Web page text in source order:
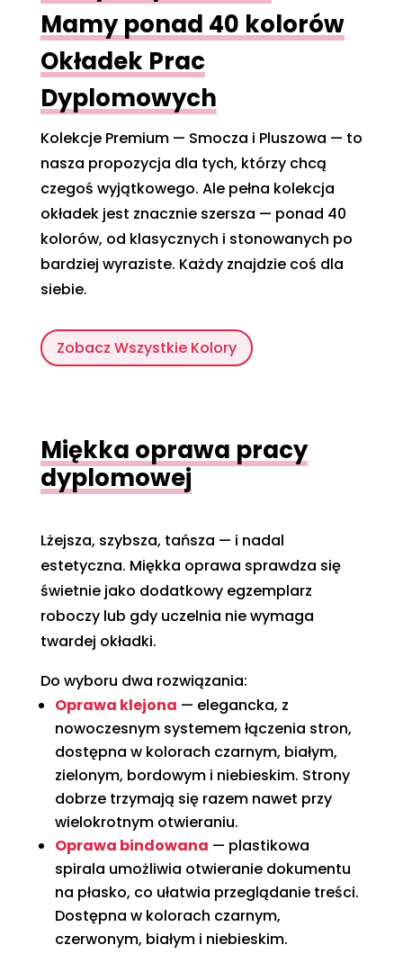
Mamy ponad 40 kolorów
Okładek Prac
Dyplomowych
Kolekcje Premium — Smocza i Pluszowa — to
nasza propozycja dla tych, którzy chcą
czegoś wyjątkowego. Ale pełna kolekcja
okładek jest znacznie szersza — ponad 40
kolorów, od klasycznych i stonowanych po
bardziej wyraziste. Każdy znajdzie coś dla
siebie.
Zobacz Wszystkie Kolory
Miękka oprawa pracy
dyplomowej
Lżejsza, szybsza, tańsza — i nadal
estetyczna. Miękka oprawa sprawdza się
świetnie jako dodatkowy egzemplarz
roboczy lub gdy uczelnia nie wymaga
twardej okładki.
Do wyboru dwa rozwiązania:
Oprawa klejona — elegancka, z
nowoczesnym systemem łączenia stron,
dostępna w kolorach czarnym, białym,
zielonym, bordowym i niebieskim. Strony
dobrze trzymają się razem nawet przy
wielokrotnym otwieraniu.
Oprawa bindowana — plastikowa
spirala umożliwia otwieranie dokumentu
na płasko, co ułatwia przeglądanie treści.
Dostępna w kolorach czarnym,
czerwonym, białym i niebieskim.